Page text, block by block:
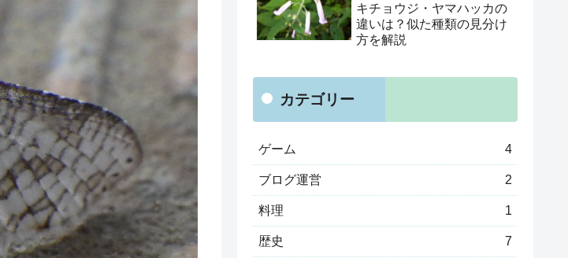
キチョウジ・ヤマハッカの
違いは？似た種類の見分け
方を解説
カテゴリー
ゲーム 4
ブログ運営 2
料理 1
歴史 7